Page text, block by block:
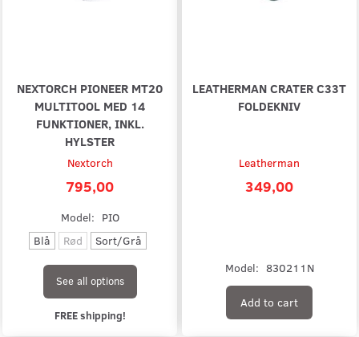
NEXTORCH PIONEER MT20
MULTITOOL MED 14
FUNKTIONER, INKL.
HYLSTER
Nextorch
795,00
Model: PIO
Blå
Rød Sort/Grå
See all options
FREE shipping!
LEATHERMAN CRATER C33T
FOLDEKNIV
Leatherman
349,00
Model: 830211N
Add to cart